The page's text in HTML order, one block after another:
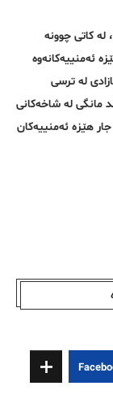
ئەمساڵ، لە کاتی چوونە
ئەمنییەکانەوە
لە ترسی
مانگی لە شاخەکانی
جار هێزە ئەمنییەکان